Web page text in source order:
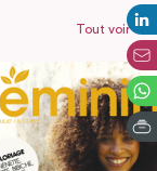
Tout voir